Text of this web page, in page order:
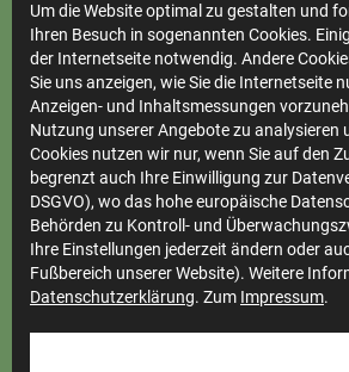
Um die Website optimal zu gestalten und
Ihren Besuch in sogenannten Cookies.
der Internetseite notwendig. Andere
Sie uns anzeigen, wie Sie die Internetseite
Anzeigen- und Inhaltsmessungen
Nutzung unserer Angebote zu analysieren
Cookies nutzen wir nur, wenn Sie auf den
begrenzt auch Ihre Einwilligung zur
DSGVO), wo das hohe europäische
Behörden zu Kontroll- und
Ihre Einstellungen jederzeit ändern oder
Fußbereich unserer Website). Weitere
Datenschutzerklärung. Zum Impressum.
Ihre
Stadtwerke
Marktkommunikation
Vertrieb
Impressum
Datenschutz